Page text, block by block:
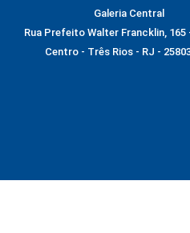
Galeria Central
Rua Prefeito Walter Francklin, 165
Centro - Três Rios - RJ -